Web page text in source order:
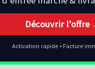
Découvrir l’offre
Activation rapide • Facture